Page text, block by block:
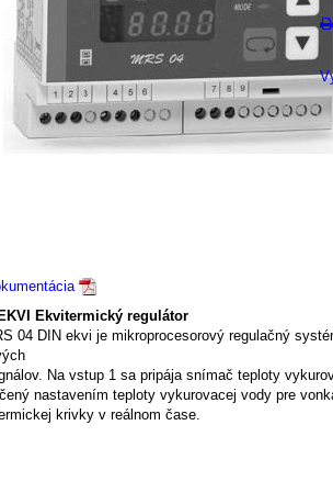
Ekvitermický regulátor
04 DIN ekvi je mikroprocesorový regulačný
Na vstup 1 sa pripája snímač teploty
nastavením teploty vykurovacej vody pre
krivky v reálnom čase.